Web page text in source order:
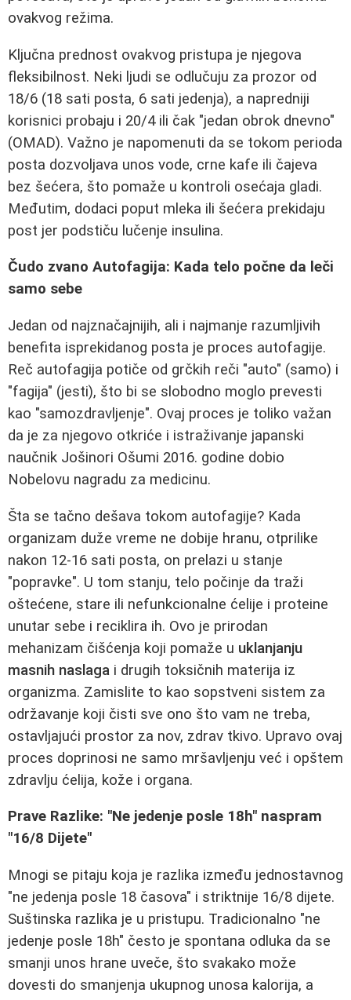
ovakvog režima.
Ključna prednost ovakvog pristupa je njegova
fleksibilnost. Neki ljudi se odlučuju za prozor od
18/6 (18 sati posta, 6 sati jedenja), a napredniji
korisnici probaju i 20/4 ili čak "jedan obrok dnevno"
(OMAD). Važno je napomenuti da se tokom perioda
posta dozvoljava unos vode, crne kafe ili čajeva
bez šećera, što pomaže u kontroli osećaja gladi.
Međutim, dodaci poput mleka ili šećera prekidaju
post jer podstiču lučenje insulina.
Čudo zvano Autofagija: Kada telo počne da leči
samo sebe
Jedan od najznačajnijih, ali i najmanje razumljivih
benefita isprekidanog posta je proces autofagije.
Reč autofagija potiče od grčkih reči "auto" (samo) i
"fagija" (jesti), što bi se slobodno moglo prevesti
kao "samozdravljenje". Ovaj proces je toliko važan
da je za njegovo otkriće i istraživanje japanski
naučnik Jošinori Ošumi 2016. godine dobio
Nobelovu nagradu za medicinu.
Šta se tačno dešava tokom autofagije? Kada
organizam duže vreme ne dobije hranu, otprilike
nakon 12-16 sati posta, on prelazi u stanje
"popravke". U tom stanju, telo počinje da traži
oštećene, stare ili nefunkcionalne ćelije i proteine
unutar sebe i reciklira ih. Ovo je prirodan
mehanizam čišćenja koji pomaže u uklanjanju
masnih naslaga i drugih toksičnih materija iz
organizma. Zamislite to kao sopstveni sistem za
održavanje koji čisti sve ono što vam ne treba,
ostavljajući prostor za nov, zdrav tkivo. Upravo ovaj
proces doprinosi ne samo mršavljenju već i opštem
zdravlju ćelija, kože i organa.
Prave Razlike: "Ne jedenje posle 18h" naspram
"16/8 Dijete"
Mnogi se pitaju koja je razlika između jednostavnog
"ne jedenja posle 18 časova" i striktnije 16/8 dijete.
Suštinska razlika je u pristupu. Tradicionalno "ne
jedenje posle 18h" često je spontana odluka da se
smanji unos hrane uveče, što svakako može
dovesti do smanjenja ukupnog unosa kalorija, a